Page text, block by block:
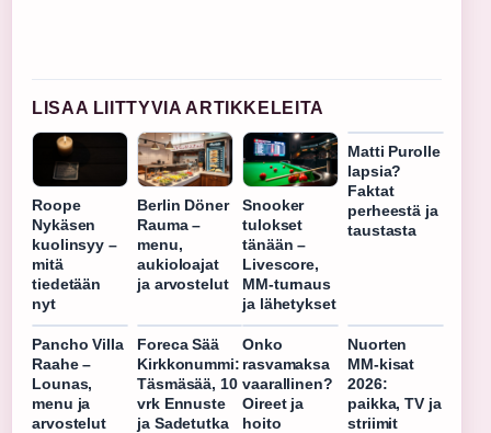
LISAA LIITTYVIA ARTIKKELEITA
Roope
Nykäsen
kuolinsyy –
mitä
tiedetään
nyt
Berlin Döner
Rauma –
menu,
aukioloajat
ja arvostelut
Snooker
tulokset
tänään –
Livescore,
MM-turnaus
ja lähetykset
Matti Purolle
lapsia?
Faktat
perheestä ja
taustasta
Pancho Villa
Raahe –
Lounas,
menu ja
arvostelut
Foreca Sää
Kirkkonummi:
Täsmäsää, 10
vrk Ennuste
ja Sadetutka
Onko
rasvamaksa
vaarallinen?
Oireet ja
hoito
Nuorten
MM-kisat
2026:
paikka, TV ja
striimit